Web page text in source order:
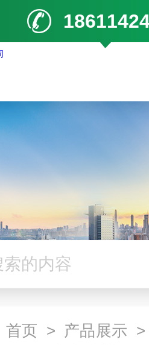
首页 > 产品展示